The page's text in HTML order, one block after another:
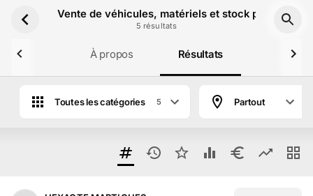
Vente de véhicules, matériels et stock par
5 résultats
À propos Résultats
Toutes les catégories 5 Partout